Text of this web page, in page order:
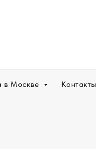
в Москве Контакты